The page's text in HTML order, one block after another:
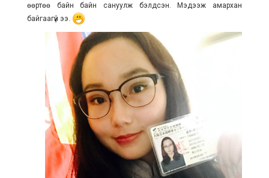
өөртөө байн байн сануулж бэлдсэн. Мэдээж амархан
байгаагүй ээ.